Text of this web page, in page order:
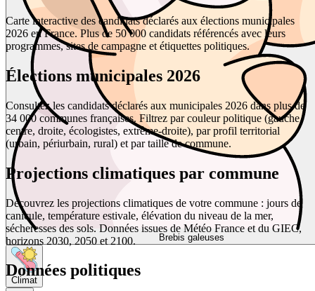
Brebis galeuses
Climat
Carte interactive des candidats déclarés aux élections municipales
2026 en France. Plus de 50 000 candidats référencés avec leurs
programmes, sites de campagne et étiquettes politiques.
Élections municipales 2026
Consultez les candidats déclarés aux municipales 2026 dans plus de
34 000 communes françaises. Filtrez par couleur politique (gauche,
centre, droite, écologistes, extrême-droite), par profil territorial
(urbain, périurbain, rural) et par taille de commune.
Projections climatiques par commune
Découvrez les projections climatiques de votre commune : jours de
canicule, température estivale, élévation du niveau de la mer,
sécheresses des sols. Données issues de Météo France et du GIEC,
horizons 2030, 2050 et 2100.
Données politiques